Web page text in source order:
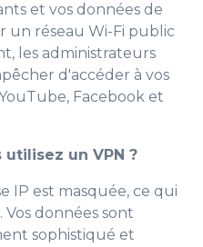
et vos données de
un réseau Wi-Fi public
les administrateurs
d'accéder à vos
Facebook et
un VPN ?
IP est masquée, ce qui
données sont
sophistiqué et